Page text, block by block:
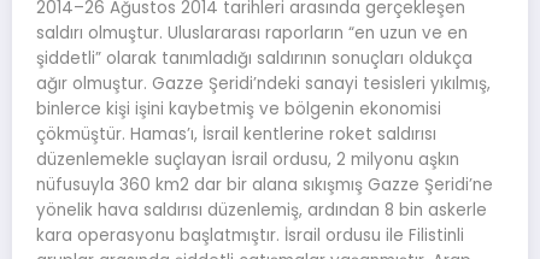
2014–26 Ağustos 2014 tarihleri arasında gerçekleşen
saldırı olmuştur. Uluslararası raporların “en uzun ve en
şiddetli” olarak tanımladığı saldırının sonuçları oldukça
ağır olmuştur. Gazze Şeridi’ndeki sanayi tesisleri yıkılmış,
binlerce kişi işini kaybetmiş ve bölgenin ekonomisi
çökmüştür. Hamas’ı, İsrail kentlerine roket saldırısı
düzenlemekle suçlayan İsrail ordusu, 2 milyonu aşkın
nüfusuyla 360 km2 dar bir alana sıkışmış Gazze Şeridi’ne
yönelik hava saldırısı düzenlemiş, ardından 8 bin askerle
kara operasyonu başlatmıştır. İsrail ordusu ile Filistinli